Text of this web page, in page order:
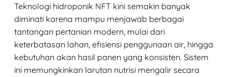
Teknologi hidroponik NFT kini semakin banyak
diminati karena mampu menjawab berbagai
tantangan pertanian modern, mulai dari
keterbatasan lahan, efisiensi penggunaan air, hingga
kebutuhan akan hasil panen yang konsisten. Sistem
ini memungkinkan larutan nutrisi mengalir secara